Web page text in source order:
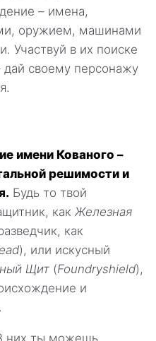
– имена,
оружием, машинами
Участвуй в их поиске
дай своему персонажу
имени Кованого –
решимости и
Будь то твой
как Железная
как
), или искусный
Щит (Foundryshield),
и
них ты можешь